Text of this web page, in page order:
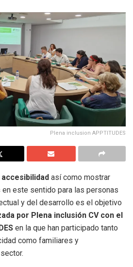
Plena inclusion APPTITUDES
así como mostrar
este sentido para las personas
y del desarrollo es el objetivo
por Plena inclusión CV con el
en la que han participado tanto
como familiares y